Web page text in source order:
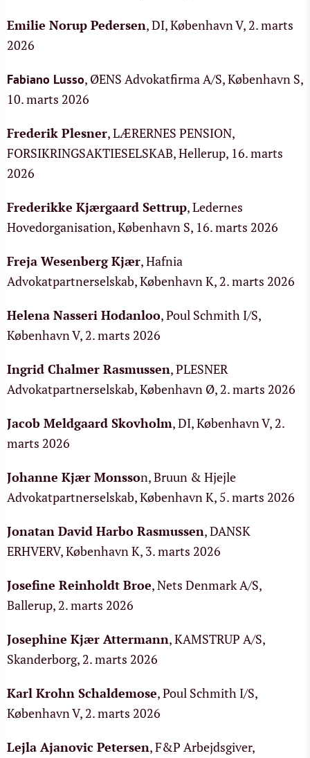
Emilie Norup Pedersen, DI, København V, 2. marts
2026
Fabiano Lusso, ØENS Advokatfirma A/S, København S,
10. marts 2026
Frederik Plesner, LÆRERNES PENSION,
FORSIKRINGSAKTIESELSKAB, Hellerup, 16. marts
2026
Frederikke Kjærgaard Settrup, Ledernes
Hovedorganisation, København S, 16. marts 2026
Freja Wesenberg Kjær, Hafnia
Advokatpartnerselskab, København K, 2. marts 2026
Helena Nasseri Hodanloo, Poul Schmith I/S,
København V, 2. marts 2026
Ingrid Chalmer Rasmussen, PLESNER
Advokatpartnerselskab, København Ø, 2. marts 2026
Jacob Meldgaard Skovholm, DI, København V, 2.
marts 2026
Johanne Kjær Monsson, Bruun & Hjejle
Advokatpartnerselskab, København K, 5. marts 2026
Jonatan David Harbo Rasmussen, DANSK
ERHVERV, København K, 3. marts 2026
Josefine Reinholdt Broe, Nets Denmark A/S,
Ballerup, 2. marts 2026
Josephine Kjær Attermann, KAMSTRUP A/S,
Skanderborg, 2. marts 2026
Karl Krohn Schaldemose, Poul Schmith I/S,
København V, 2. marts 2026
Lejla Ajanovic Petersen, F&P Arbejdsgiver,